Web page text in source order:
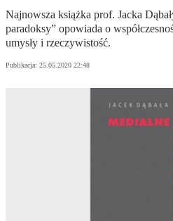
Najnowsza książka prof. Jacka
paradoksy” opowiada o
umysły i rzeczywistość.
Publikacja: 25.05.2020 22:48